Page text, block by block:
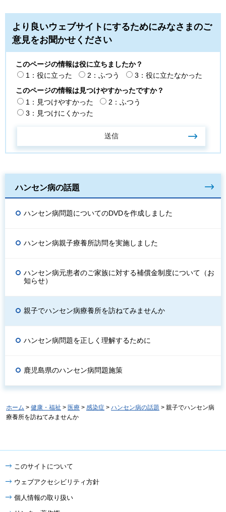
より良いウェブサイトにするためにみなさまのご
意見をお聞かせください
このページの情報は役に立ちましたか？
1：役に立った
2：ふつう
3：役に立たなかった
このページの情報は見つけやすかったですか？
1：見つけやすかった
2：ふつう
3：見つけにくかった
ハンセン病の話題
ハンセン病問題についてのDVDを作成しました
ハンセン病親子療養所訪問を実施しました
ハンセン病元患者のご家族に対する補償金制度について（お
知らせ）
親子でハンセン病療養所を訪ねてみませんか
ハンセン病問題を正しく理解するために
鹿児島県のハンセン病問題施策
ホーム > 健康・福祉 > 医療 > 感染症 > ハンセン病の話題 > 親子でハンセン病
療養所を訪ねてみませんか
このサイトについて
ウェブアクセシビリティ方針
個人情報の取り扱い